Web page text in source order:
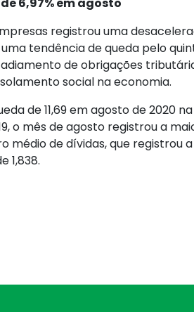
registrou uma
tendência de queda pelo
de obrigações
social na economia.
de 11,69 em agosto de 2020
o mês de agosto registrou a
de dívidas, que registrou
1,838.